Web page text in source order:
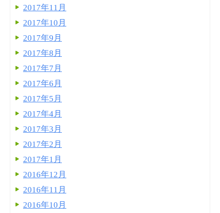
2017年11月
2017年10月
2017年9月
2017年8月
2017年7月
2017年6月
2017年5月
2017年4月
2017年3月
2017年2月
2017年1月
2016年12月
2016年11月
2016年10月